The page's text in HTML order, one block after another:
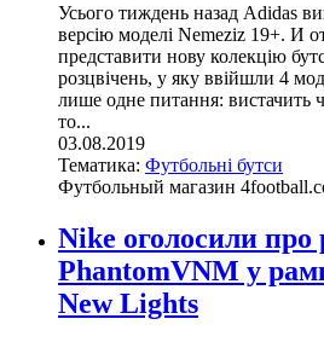
Усього тиждень назад Adidas
версію моделі Nemeziz 19+. И
представити нову колекцію
розцвічень, у яку ввійшли 4
лише одне питання: вистачить
то...
03.08.2019
Тематика: Футбольні бутси
Футбольный магазин
Nike оголосили про
PhantomVNM у
New Lights